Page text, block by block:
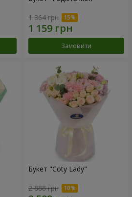
1 364 грн
Замовити
Букет "Coty Lady"
2 888 грн